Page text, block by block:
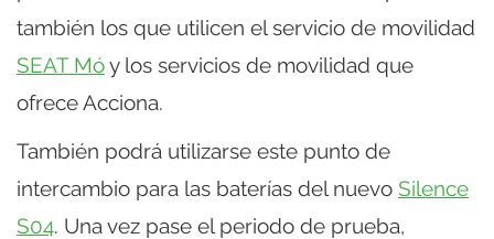
también los que utilicen el servicio de movilidad
SEAT Móy los servicios de movilidad que
ofrece Acciona.
También podrá utilizarse este punto de
intercambio para las baterías del nuevo Silence
S04. Una vez pase el periodo de prueba,